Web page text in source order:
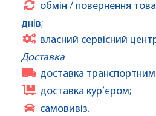
обмін / повернення
днів;
власний сервісний
Доставка
доставка
доставка кур’єром;
самовивіз.